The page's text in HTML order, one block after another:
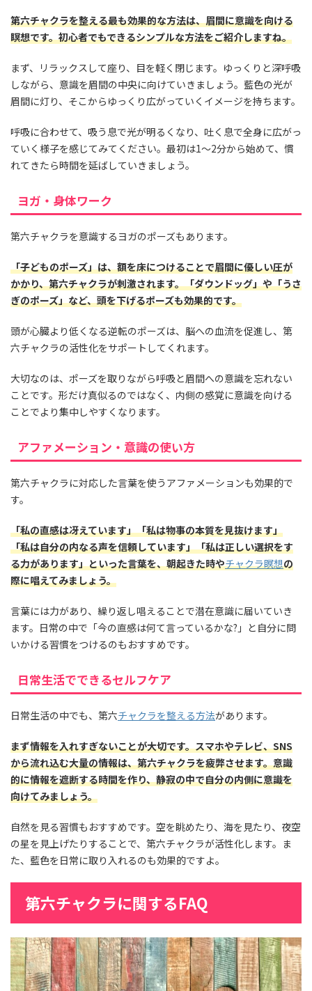
第六チャクラを整える最も効果的な方法は、眉間に意識を向ける
瞑想です。初心者でもできるシンプルな方法をご紹介しますね。
まず、リラックスして座り、目を軽く閉じます。ゆっくりと深呼吸
しながら、意識を眉間の中央に向けていきましょう。藍色の光が
眉間に灯り、そこからゆっくり広がっていくイメージを持ちます。
呼吸に合わせて、吸う息で光が明るくなり、吐く息で全身に広がっ
ていく様子を感じてみてください。最初は1〜2分から始めて、慣
れてきたら時間を延ばしていきましょう。
ヨガ・身体ワーク
第六チャクラを意識するヨガのポーズもあります。
「子どものポーズ」は、額を床につけることで眉間に優しい圧が
かかり、第六チャクラが刺激されます。「ダウンドッグ」や「うさ
ぎのポーズ」など、頭を下げるポーズも効果的です。
頭が心臓より低くなる逆転のポーズは、脳への血流を促進し、第
六チャクラの活性化をサポートしてくれます。
大切なのは、ポーズを取りながら呼吸と眉間への意識を忘れない
ことです。形だけ真似るのではなく、内側の感覚に意識を向ける
ことでより集中しやすくなります。
アファメーション・意識の使い方
第六チャクラに対応した言葉を使うアファメーションも効果的で
す。
「私の直感は冴えています」「私は物事の本質を見抜けます」
「私は自分の内なる声を信頼しています」「私は正しい選択をす
る力があります」といった言葉を、朝起きた時やチャクラ瞑想の
際に唱えてみましょう。
言葉には力があり、繰り返し唱えることで潜在意識に届いていき
ます。日常の中で「今の直感は何て言っているかな?」と自分に問
いかける習慣をつけるのもおすすめです。
日常生活でできるセルフケア
日常生活の中でも、第六チャクラを整える方法があります。
まず情報を入れすぎないことが大切です。スマホやテレビ、SNS
から流れ込む大量の情報は、第六チャクラを疲弊させます。意識
的に情報を遮断する時間を作り、静寂の中で自分の内側に意識を
向けてみましょう。
自然を見る習慣もおすすめです。空を眺めたり、海を見たり、夜空
の星を見上げたりすることで、第六チャクラが活性化します。ま
た、藍色を日常に取り入れるのも効果的ですよ。
第六チャクラに関するFAQ